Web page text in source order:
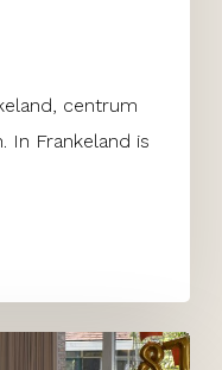
centrum
In Frankeland is